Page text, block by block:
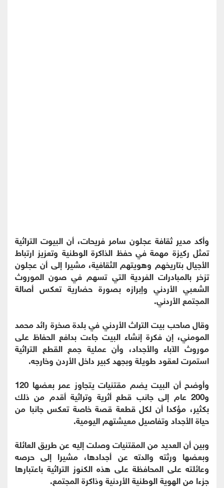
وأكد مدير ثقافة عجلون سامر فريحات، أن البيوت التراثية
تمثل ركيزة مهمة في حفظ الذاكرة الوطنية وتعزيز ارتباط
الأجيال بتاريخهم وهويتهم الثقافية، مشيرا إلى أن عجلون
تزخر بالمبادرات الفردية التي تسهم في صون الموروث
الشعبي الأردني وإبرازه بصورة حضارية تعكس أصالة
المجتمع الأردني.
وقال صاحب بيت التراث الأردني في بلدة صخرة رائد محمد
المومني، إن فكرة إنشاء البيت جاءت بدافع الحفاظ على
موروث الآباء والأجداد، وأن عملية جمع القطع التراثية
استمرت لعقود طويلة وبجهد كبير داخل الأردن وخارجه.
وأوضح أن البيت يضم مقتنيات يتجاوز عمر بعضها 120
و200 عام إلى جانب قطع أثرية وتراثية أقدم من ذلك
بكثير، مؤكدا أن لكل قطعة قصة خاصة تعكس جانبا من
حياة الأجداد وتفاصيل معيشتهم اليومية.
وبين أن العديد من المقتنيات وصلت إليه عن طريق العائلة
وبعضها ورثته والدته عن أجدادها، مشيرا إلى حرصه
وعائلته على المحافظة على هذه الكنوز التراثية باعتبارها
جزءا من الهوية الوطنية الأردنية وذاكرة المجتمع.